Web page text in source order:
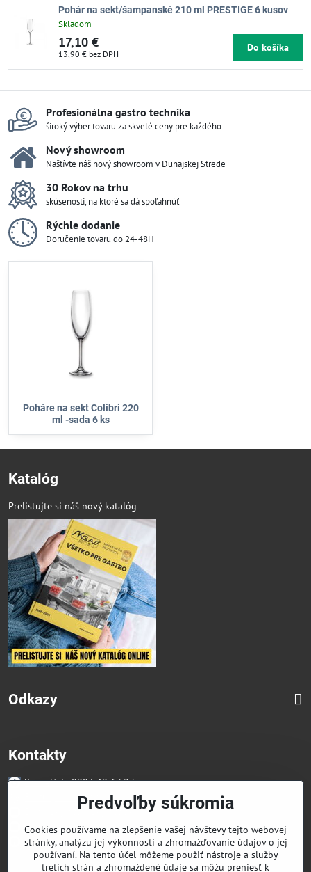
Pohár na sekt/šampanské 210 ml PRESTIGE 6 kusov
Skladom
17,10 €
13,90 € bez DPH
Do košíka
Profesionálna gastro technika
široký výber tovaru za skvelé ceny pre každého
Nový showroom
Naštívte náš nový showroom v Dunajskej Strede
30 Rokov na trhu
skúsenosti, na ktoré sa dá spoľahnúť
Rýchle dodanie
Doručenie tovaru do 24-48H
Poháre na sekt Colibri 220
ml -sada 6 ks
Katalóg
Prelistujte si náš nový katalóg
Odkazy
Kontakty
Kancelária 0903 49 67 27
Faktúry/Reklamácia 0914 27 44 27
Email skglass@skglass.sk
Projekty gastro@skglass.sk
Osobný Odber Bratislavská 919/4 Dunajská Streda
Predvoľby súkromia
Cookies používame na zlepšenie vašej návštevy tejto webovej
stránky, analýzu jej výkonnosti a zhromažďovanie údajov o jej
používaní. Na tento účel môžeme použiť nástroje a služby
tretích strán a zhromaždené údaje sa môžu preniesť k